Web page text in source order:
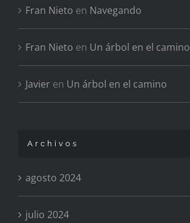
Fran Nieto en Navegando
Fran Nieto en Un árbol en el camino
Javier en Un árbol en el camino
Archivos
agosto 2024
julio 2024